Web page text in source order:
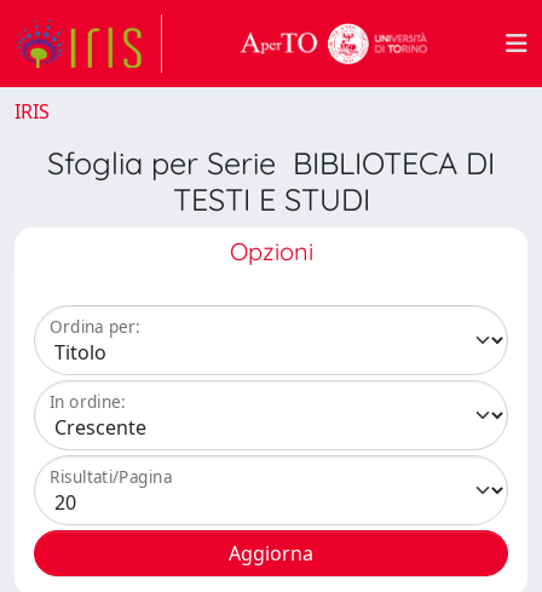
IRIS
Sfoglia per Serie BIBLIOTECA DI
TESTI E STUDI
Opzioni
Ordina per:
In ordine:
Risultati/Pagina